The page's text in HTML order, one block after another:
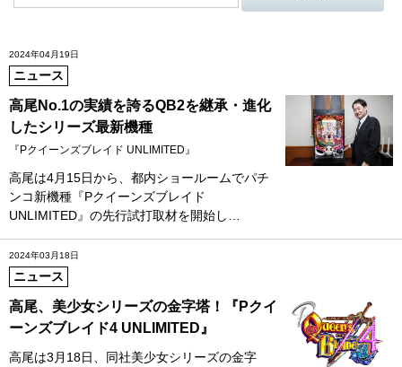
2024年04月19日
ニュース
高尾No.1の実績を誇るQB2を継承・進化
したシリーズ最新機種
『Pクイーンズブレイド UNLIMITED』
高尾は4月15日から、都内ショールームでパチ
ンコ新機種『Pクイーンズブレイド
UNLIMITED』の先行試打取材を開始し…
2024年03月18日
ニュース
高尾、美少女シリーズの金字塔！『Pクイ
ーンズブレイド4 UNLIMITED』
高尾は3月18日、同社美少女シリーズの金字